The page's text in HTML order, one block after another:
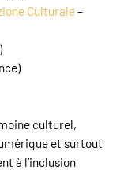
Culturale–
culturel,
et surtout
à l’inclusion